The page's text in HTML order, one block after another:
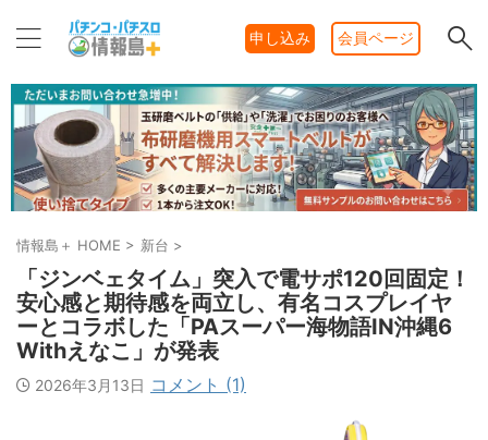
申し込み 会員ページ
情報島＋ HOME > 新台 >
「ジンベェタイム」突入で電サポ120回固定！
安心感と期待感を両立し、有名コスプレイヤ
ーとコラボした「PAスーパー海物語IN沖縄6
Withえなこ」が発表
2026年3月13日 コメント (1)